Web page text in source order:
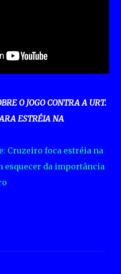
O JOGO CONTRA A URT.
ESTRÉIA NA
Cruzeiro foca estréia na
esquecer da importância